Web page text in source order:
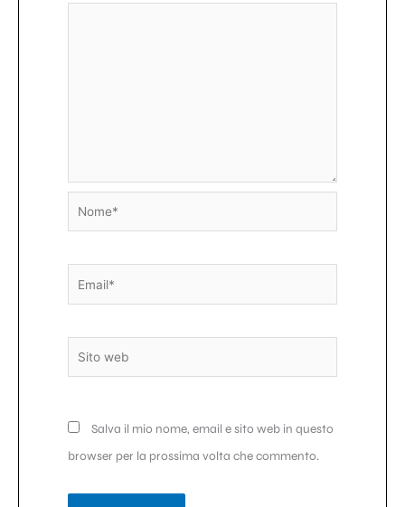
Nome*
Sito
web
Salva il mio nome, email e sito web in questo
browser per la prossima volta che commento.